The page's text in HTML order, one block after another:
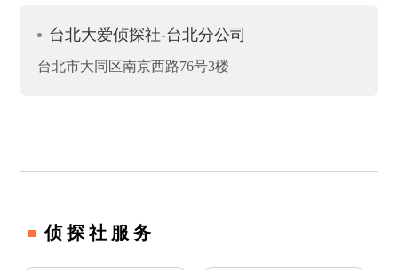
台北大爱侦探社-台北分公司
台北市大同区南京西路76号3楼
侦探社服务